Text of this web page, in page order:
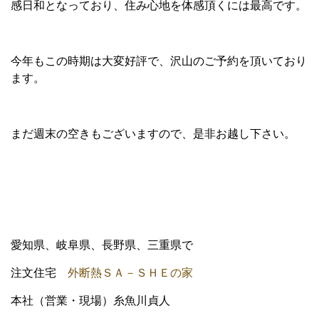
感日和となっており、住み心地を体感頂くには最高です。
今年もこの時期は大変好評で、沢山のご予約を頂いており
ます。
まだ週末の空きもございますので、是非お越し下さい。
愛知県、岐阜県、長野県、三重県で
注文住宅 外断熱ＳＡ－ＳＨＥの家
本社（営業・現場）糸魚川貞人